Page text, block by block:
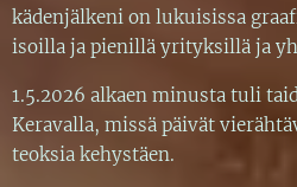
kädenjälkeni on lukuisissa
isoilla ja pienillä yrityksillä ja
1.5.2026 alkaen minusta tuli
Keravalla, missä päivät
teoksia kehystäen.